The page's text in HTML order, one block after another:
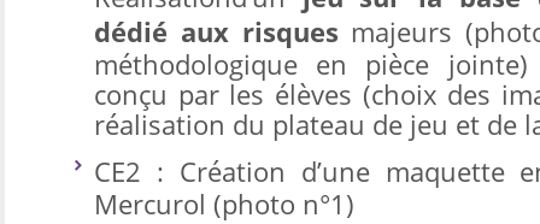
dédié aux risques majeurs
méthodologique en pièce
conçu par les élèves (choix des
réalisation du plateau de jeu et de
CE2 : Création d’une maquette
Mercurol (photo n°1)